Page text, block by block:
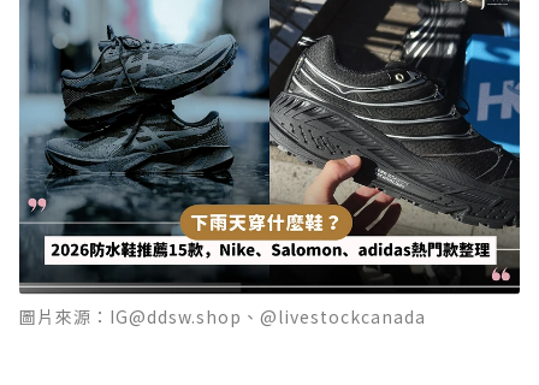
圖片來源：IG@ddsw.shop、@livestockcanada